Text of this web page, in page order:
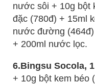
nước sôi + 10g bột
đặc (780đ) + 15ml
nước đường
+ 200ml nước lọc.
6.Bingsu Socola,
+ 10g bột kem béo